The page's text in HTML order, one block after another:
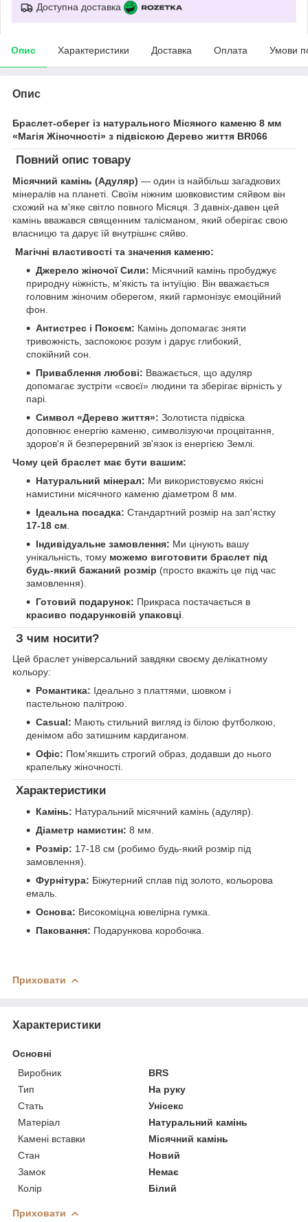
Доступна доставка
Опис Характеристики Доставка Оплата Умови
Опис
Браслет-оберег із натурального Місяного каменю 8 мм
«Магія Жіночності» з підвіскою Дерево життя BR066
Повний опис товару
Місячний камінь (Адуляр) — один із найбільш загадкових
мінералів на планеті. Своїм ніжним шовковистим сяйвом він
схожий на м'яке світло повного Місяця. З давніх-давен цей
камінь вважався священним талісманом, який оберігає свою
власницю та дарує їй внутрішнє сяйво.
Магічні властивості та значення каменю:
Джерело жіночої Сили: Місячний камінь пробуджує
природну ніжність, м'якість та інтуїцію. Він вважається
головним жіночим оберегом, який гармонізує емоційний
фон.
Антистрес і Покоєм: Камінь допомагає зняти
тривожність, заспокоює розум і дарує глибокий,
спокійний сон.
Приваблення любові: Вважається, що адуляр
допомагає зустріти «своєї» людини та зберігає вірність у
парі.
Символ «Дерево життя»: Золотиста підвіска
доповнює енергію каменю, символізуючи процвітання,
здоров'я й безперервний зв'язок із енергією Землі.
Чому цей браслет має бути вашим:
Натуральний мінерал: Ми використовуємо якісні
намистини місячного каменю діаметром 8 мм.
Ідеальна посадка: Стандартний розмір на зап'ястку
17-18 см
Індивідуальне замовлення: Ми цінують вашу
унікальність, тому можемо виготовити браслет під
будь-який бажаний розмір (просто вкажіть це під час
замовлення).
Готовий подарунок: Прикраса постачається в
красиво подарунковій упаковці
З чим носити?
Цей браслет універсальний завдяки своєму делікатному
кольору:
Романтика: Ідеально з платтями, шовком і
пастельною палітрою.
Casual: Мають стильний вигляд із білою футболкою,
денімом або затишним кардиганом.
Офіс: Пом'якшить строгий образ, додавши до нього
крапельку жіночності.
Характеристики
Камінь: Натуральний місячний камінь (адуляр).
Діаметр намистин: 8 мм.
Розмір: 17-18 см (робимо будь-який розмір під
замовлення).
Фурнітура: Біжутерний сплав під золото, кольорова
емаль.
Основа: Високоміцна ювелірна гумка.
Паковання: Подарункова коробочка.
Приховати
Характеристики
Основні
Виробник
BRS
Тип
На руку
Стать
Унісекс
Матеріал
Натуральний камінь
Камені вставки
Місячний камінь
Стан
Новий
Замок
Немає
Колір
Білий
Приховати